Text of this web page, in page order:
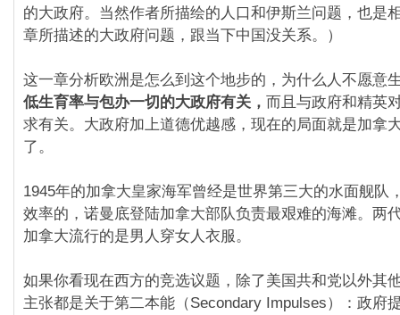
的大政府。当然作者所描绘的人口和伊斯兰问题，也是
章所描述的大政府问题，跟当下中国没关系。）
这一章分析欧洲是怎么到这个地步的，为什么人不愿意
低生育率与包办一切的大政府有关， 而且与政府和精英
求有关。大政府加上道德优越感，现在的局面就是加拿
了。
1945年的加拿大皇家海军曾经是世界第三大的水面舰队
效率的，诺曼底登陆加拿大部队负责最艰难的海滩。两
加拿大流行的是男人穿女人衣服。
如果你看现在西方的竞选议题，除了美国共和党以外其
主张都是关于第二本能（Secondary Impulses）：政府